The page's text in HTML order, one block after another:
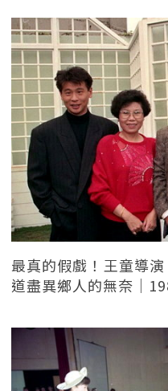
最真的假戲！王童導
道盡異鄉人的無奈｜